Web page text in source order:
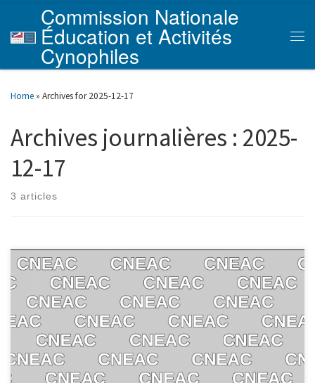
Skip to content
Commission Nationale
Éducation et Activités
Cynophiles
Home » Archives for 2025-12-17
Archives journalières : 2025-
12-17
3 articles